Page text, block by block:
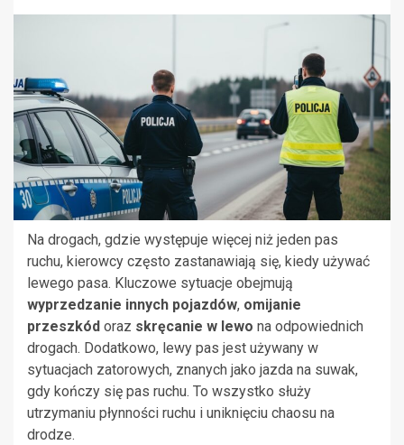
Na drogach, gdzie występuje więcej niż jeden pas
ruchu, kierowcy często zastanawiają się, kiedy używać
lewego pasa. Kluczowe sytuacje obejmują
wyprzedzanie innych pojazdów, omijanie
przeszkód oraz skręcanie w lewo na odpowiednich
drogach. Dodatkowo, lewy pas jest używany w
sytuacjach zatorowych, znanych jako jazda na suwak,
gdy kończy się pas ruchu. To wszystko służy
utrzymaniu płynności ruchu i uniknięciu chaosu na
drodze.